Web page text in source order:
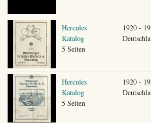
Hercules
Katalog
5 Seiten
1920 -
Hercules
Katalog
5 Seiten
1920 -